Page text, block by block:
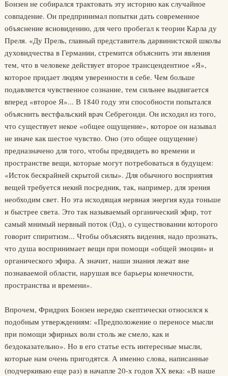
Бонзен не собирался трактовать эту историю как случайное
совпадение. Он предпринимал попытки дать современное
объяснение ясновидению, для чего пробегал к теории Карла ду
Преля. «Ду Прель, главный представитель дарвинистской школы
духовидчества в Германии, стремится объяснить эти явления
тем, что в человеке действует второе трансцендентное «Я»,
которое придает людям уверенности в себе. Чем больше
подавляется чувственное сознание, тем сильнее выдвигается
вперед «второе Я»... В 1840 году эти способности попытался
объяснить вестфальский врач Себрегонди. Он исходил из того,
что существует некое «общее ощущение», которое он называл
не иначе как шестое чувство. Оно (это общее ощущение)
предназначено для того, чтобы предвидеть во времени и
пространстве вещи, которые могут потребоваться в будущем:
«Исток бескрайней скрытой силы». Для обычного восприятия
вещей требуется некий посредник, так, например, для зрения
необходим свет. Но эта исходящая нервная энергия куда тоньше
и быстрее света. Это так называемый органический эфир, тот
самый мнимый нервный поток (Од), о существовании которого
говорит спиритизм... Чтобы объяснять видения, надо прознать,
что душа воспринимает вещи при помощи «общей эмоции» и
органического эфира. А значит, наши знания лежат вне
познаваемой области, нарушая все барьеры конечности,
пространства и времени».
Впрочем, Фридрих Бонзен нередко скептически относился к
подобным утверждениям: «Предположение о переносе мысли
при помощи эфирных волн столь же смело, как и
бездоказательно». Но в его статье есть интересные мысли,
которые нам очень пригодятся. А именно слова, написанные
(подчеркиваю еще раз) в начапле 20-х годов ХХ века: «В наше